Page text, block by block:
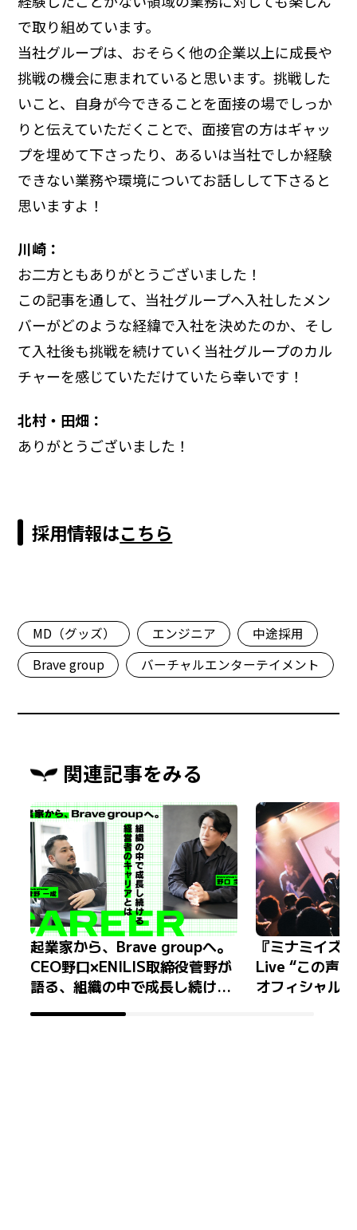
で取り組めています。
当社グループは、おそらく他の企業以上に成長や
挑戦の機会に恵まれていると思います。挑戦した
いこと、自身が今できることを面接の場でしっか
りと伝えていただくことで、面接官の方はギャッ
プを埋めて下さったり、あるいは当社でしか経験
できない業務や環境についてお話しして下さると
思いますよ！
川崎：
お二方ともありがとうございました！
この記事を通して、当社グループへ入社したメン
バーがどのような経緯で入社を決めたのか、そし
て入社後も挑戦を続けていく当社グループのカル
チャーを感じていただけていたら幸いです！
北村・田畑：
ありがとうございました！
採用情報はこちら
MD（グッズ） エンジニア
中途採用
Brave group
バーチャルエンターテイメント
関連記事をみる
起業家から、Brave groupへ。
CEO野口×ENILIS取締役菅野が
語る、組織の中で成長し続ける
『ミナミイズ
Live “この声
オフィシャル